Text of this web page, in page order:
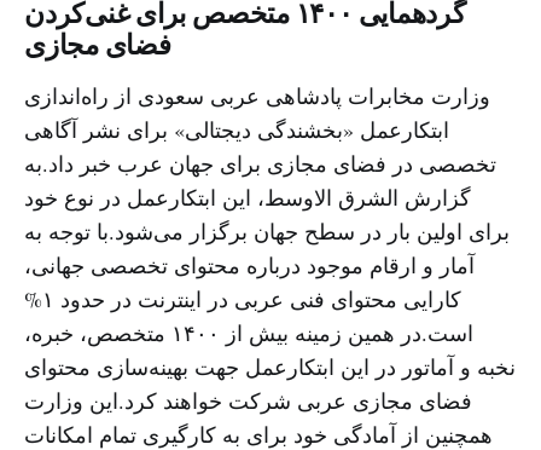
گردهمایی ۱۴۰۰ متخصص برای غنی‌کردن
فضای مجازی
وزارت مخابرات پادشاهی عربی سعودی از راه‌اندازی
ابتکارعمل «بخشندگی دیجتالی» برای نشر آگاهی
تخصصی در فضای مجازی برای جهان عرب خبر داد.به
گزارش الشرق الاوسط، این ابتکارعمل در نوع خود
برای اولین بار در سطح جهان برگزار می‌شود.با توجه به
آمار و ارقام موجود درباره محتوای تخصصی جهانی،
کارایی محتوای فنی عربی در اینترنت در حدود ۱%
است.در همین زمینه بیش از ۱۴۰۰ متخصص، خبره،
نخبه و آماتور در این ابتکارعمل جهت بهینه‌سازی محتوای
فضای مجازی عربی شرکت خواهند کرد.این وزارت
همچنین از آمادگی خود برای به‌ کارگیری تمام امکانات